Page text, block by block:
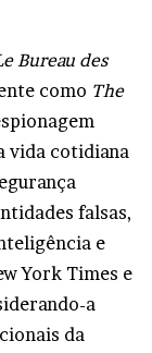
Bureau des
como The
vida cotidiana
falsas,
e
York Times e
a
da